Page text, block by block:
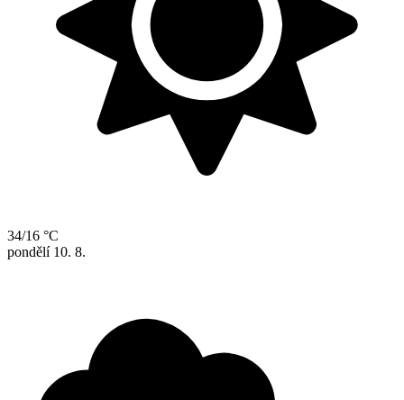
34/16 °C
pondělí 10. 8.